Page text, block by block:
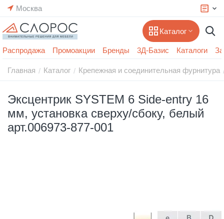
Москва
Каталог
Распродажа Промоакции Бренды 3Д-Базис Каталоги
Главная / Каталог / Крепежная и соединительная фурнитура
Эксцентрик SYSTEM 6 Side-entry 16
мм, установка сверху/сбоку, белый
арт.006973-877-001